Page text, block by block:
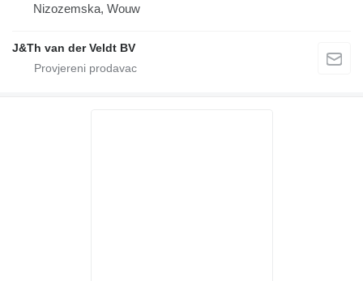
Nizozemska, Wouw
J&Th van der Veldt BV